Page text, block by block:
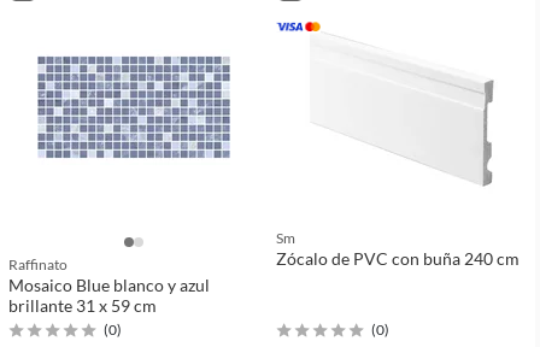
Raffinato
Mosaico Blue blanco y azul
brillante 31 x 59 cm
(0)
Sm
Zócalo de PVC con buña 240 cm
(0)